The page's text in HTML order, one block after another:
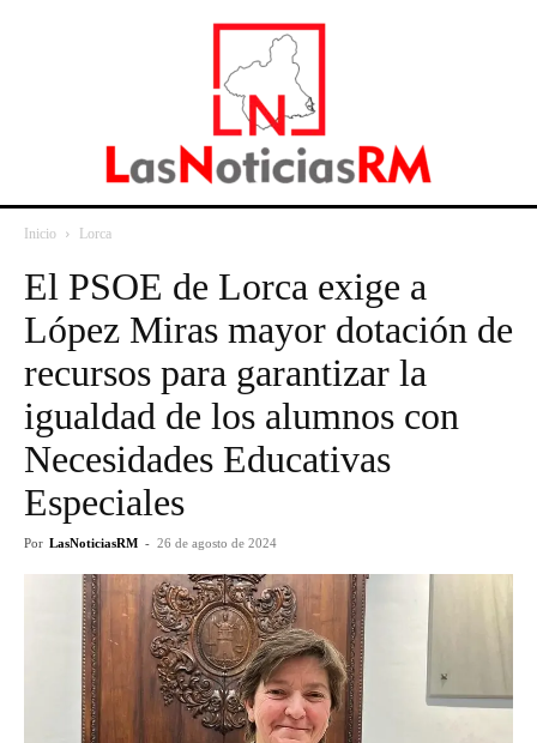
Inicio Lorca
El PSOE de Lorca exige a
López Miras mayor dotación de
recursos para garantizar la
igualdad de los alumnos con
Necesidades Educativas
Especiales
Por LasNoticiasRM - 26 de agosto de 2024